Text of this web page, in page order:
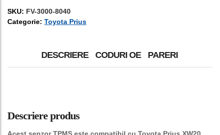
SKU: FV-3000-8040
Categorie: Toyota Prius
DESCRIERE CODURI OE PARERI
Descriere produs